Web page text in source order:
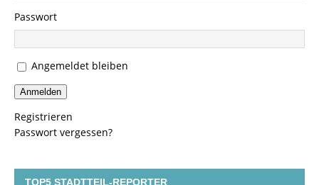
Passwort
Angemeldet bleiben
Anmelden
Registrieren
Passwort vergessen?
TOP5 STADTTEIL-REPORTER